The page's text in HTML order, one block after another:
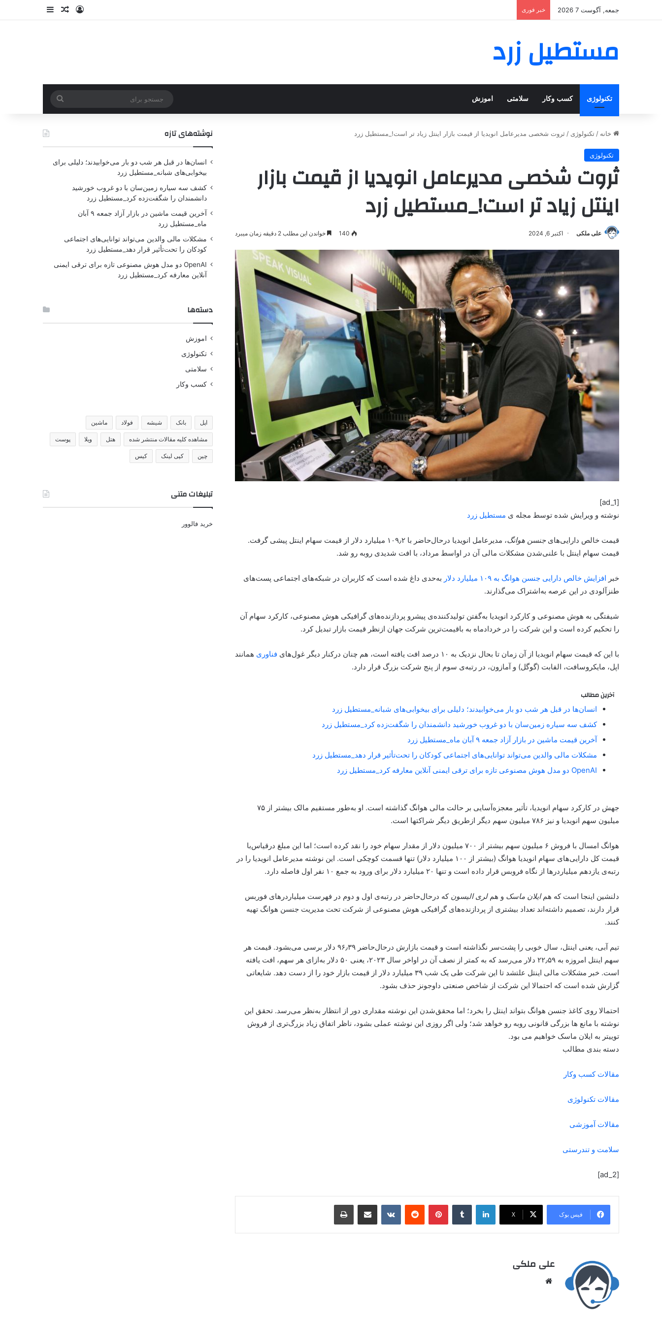
جمعه, آگوست 7 2026 خبر فوری
مستطیل زرد
تکنولوژی کسب وکار سلامتی اموزش
خانه / تکنولوژی / ثروت شخصی مدیرعامل انویدیا از قیمت بازار اینتل زیاد تر است!_مستطیل زرد
تکنولوژی
ثروت شخصی مدیرعامل انویدیا از قیمت بازار
اینتل زیاد تر است!_مستطیل زرد
علی ملکی اکتبر 6, 2024 140 خواندن این مطلب 2 دقیقه زمان میبرد
[ad_1]
نوشته و ویرایش شده توسط مجله ی مستطیل زرد
قیمت خالص دارایی‌های جنسن هوانگ
، مدیرعامل انویدیا در‌حال‌حاضر با ۱۰۹٫۲ میلیارد دلار از قیمت سهام اینتل پیشی گرفت.
قیمت سهام اینتل با علنی‌شدن مشکلات مالی آن در اواسط مرداد، با افت شدیدی روبه رو شد.
خبر افزایش خالص دارایی جنسن هوانگ به ۱۰۹ میلیارد دلار
به‌حدی داغ شده است که کاربران در شبکه‌های اجتماعی پست‌های
طنزآلودی در این عرصه به‌اشتراک می‌گذارند.
شیفتگی به هوش مصنوعی و کارکرد انویدیا به‌گفتن تولیدکننده‌ی پیشرو پردازنده‌های گرافیکی هوش مصنوعی، کارکرد سهام آن
را تحکیم کرده است و این شرکت را در خرداد‌ماه به با‌قیمت‌ترین شرکت جهان از‌نظر قیمت بازار تبدیل کرد.
با این که قیمت سهام انویدیا از آن زمان تا بحال نزدیک به ۱۰ درصد افت یافته است، هم چنان درکنار دیگر غول‌های فناوری همانند
اپل، مایکروسافت، الفابت (گوگل) و آمازون، در رتبه‌ی سوم از پنج شرکت بزرگ قرار دارد.
آخرین مطالب
انسان‌ها در قبل هر شب دو بار می‌خوابیدند؛ دلیلی برای بیخوابی‌های شبانه_مستطیل زرد
کشف سه سیاره زمین‌سان با دو غروب خورشید دانشمندان را شگفت‌زده کرد_مستطیل زرد
آخرین قیمت ماشین در بازار آزاد جمعه ۹ آبان ماه_مستطیل زرد
مشکلات مالی والدین می‌تواند توانایی‌های اجتماعی کودکان را تحت‌تأثیر قرار دهد_مستطیل زرد
OpenAI دو مدل هوش مصنوعی تازه برای ترقی ایمنی آنلاین معارفه کرد_مستطیل زرد
جهش در کارکرد سهام انویدیا، تأثیر معجزه‌آسایی بر حالت مالی هوانگ گذاشته است. او به‌طور مستقیم مالک بیشتر از ۷۵
میلیون سهم انویدیا و نیز ۷۸۶ میلیون سهم دیگر ازطریق دیگر شراکتها است.
هوانگ امسال با فروش ۶ میلیون سهم بیشتر از ۷۰۰ میلیون دلار از مقدار سهام خود را نقد کرده است؛ اما این مبلغ در‌قیاس‌با
قیمت کل دارایی‌های سهام انویدیا هوانگ (بیشتر از ۱۰۰ میلیارد دلار) تنها قسمت کوچکی است. این نوشته مدیرعامل انویدیا را در
رتبه‌ی یازدهم میلیاردرها از نگاه فروبس قرار داده است و تنها ۲۰ میلیارد دلار برای ورود به جمع ۱۰ نفر اول فاصله دارد.
دلنشین اینجا است که همایلان ماسک و هملری الیسون که د‌رحال‌حاضر در رتبه‌ی اول و دوم در فهرست میلیاردرهای فوربس
قرار دارند، تصمیم داشته‌اند تعداد بیشتری از پردازنده‌های گرافیکی هوش مصنوعی از شرکت تحت مدیریت جنسن هوانگ تهیه
کنند.
تیم آبی، یعنی اینتل، سال خوبی را پشت‌سر نگذاشته است و قیمت بازارش در‌حال‌حاضر ۹۶٫۳۹ دلار برسی می‌بشود. قیمت هر
سهم اینتل امروزه به ۲۲٫۵۹ دلار می‌رسد که به کمتر از نصف آن در اواخر سال ۲۰۲۳، یعنی ۵۰ دلار به‌ازای هر سهم، افت یافته
است. خبر مشکلات مالی اینتل علتشد تا این شرکت طی یک شب ۳۹ میلیارد دلار از قیمت بازار خود را از دست دهد. شایعاتی
گزارش شده است که احتمالا این شرکت از شاخص صنعتی داوجونز حذف بشود.
احتمالا روی کاغذ جنسن هوانگ بتواند اینتل را بخرد؛ اما محقق‌شدن این نوشته مقداری دور از انتظار به‌نظر می‌رسد. تحقق این
نوشته با مانع ها بزرگی قانونی روبه رو خواهد شد؛ ولی اگر روزی این نوشته عملی بشود، ناظر اتفاق زیاد بزرگ‌تری از فروش
توییتر به ایلان ماسک خواهیم می بود.
دسته بندی مطالب
مقالات کسب وکار
مقالات تکنولوژی
مقالات آموزشی
سلامت و تندرستی
[ad_2]
فیس بوک X
علی ملکی
نوشته‌های تازه
انسان‌ها در قبل هر شب دو بار می‌خوابیدند؛ دلیلی برای
بیخوابی‌های شبانه_مستطیل زرد
کشف سه سیاره زمین‌سان با دو غروب خورشید
دانشمندان را شگفت‌زده کرد_مستطیل زرد
آخرین قیمت ماشین در بازار آزاد جمعه ۹ آبان
ماه_مستطیل زرد
مشکلات مالی والدین می‌تواند توانایی‌های اجتماعی
کودکان را تحت‌تأثیر قرار دهد_مستطیل زرد
OpenAI دو مدل هوش مصنوعی تازه برای ترقی ایمنی
آنلاین معارفه کرد_مستطیل زرد
دسته‌ها
اموزش
تکنولوژی
سلامتی
کسب وکار
اپل بانک شیشه فولاد ماشین
مشاهده کلیه مقالات منتشر شده هتل ویلا پوست
چین کپی لینک کیس
تبلیغات متنی
خرید فالوور